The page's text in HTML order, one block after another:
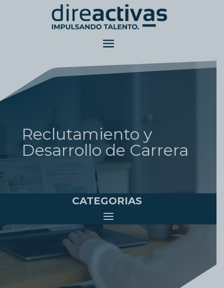
Reclutamiento y
Desarrollo de Carrera
CATEGORIAS